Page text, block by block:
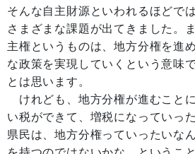
そんな自主財源といわれるほどで
さまざまな課題が出てきました。
主権というものは、地方分権を進
な政策を実現していくという意味
とは思います。
けれども、地方分権が進むこと
い税ができて、増税になっていっ
県民は、地方分権っていったいな